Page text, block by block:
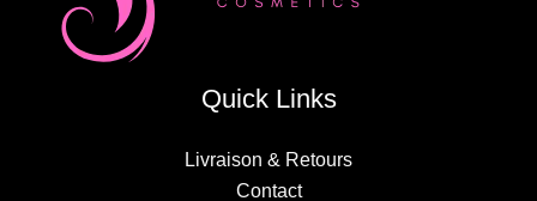
Quick Links
Livraison & Retours
Contact